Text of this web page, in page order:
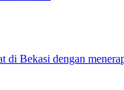
di Bekasi dengan